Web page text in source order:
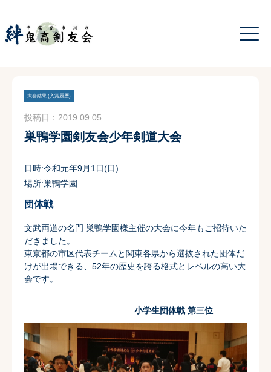
大会結果 (入賞履歴)
投稿日：2019.09.05
巣鴨学園剣友会少年剣道大会
日時:令和元年9月1日(日)
場所:巣鴨学園
団体戦
文武両道の名門 巣鴨学園様主催の大会に今年もご招待いた
だきました。
東京都の市区代表チームと関東各県から選抜された団体だ
けが出場できる、52年の歴史を誇る格式とレベルの高い大
会です。
小学生団体戦 第三位